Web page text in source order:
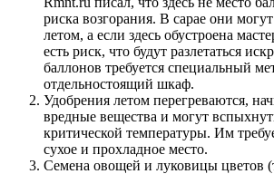
риска возгорания. В сарае они могут
летом, а если здесь обустроена
есть риск, что будут разлетаться
баллонов требуется специальный
отдельностоящий шкаф.
Удобрения летом перегреваются,
вредные вещества и могут
критической температуры. Им
сухое и прохладное место.
Семена овощей и луковицы цветов